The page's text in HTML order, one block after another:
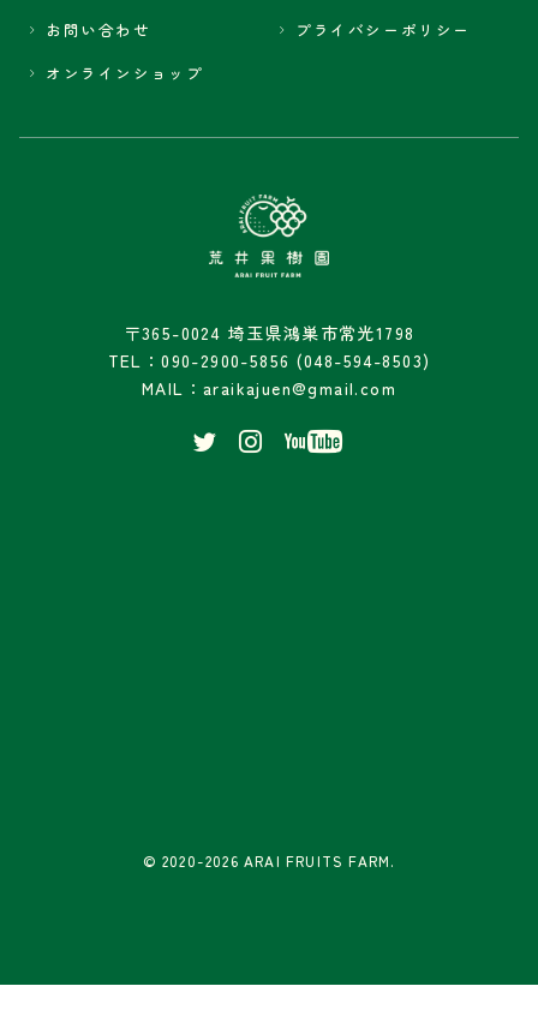
お問い合わせ
プライバシーポリシー
オンラインショップ
〒365-0024 埼玉県鴻巣市常光1798
TEL：090-2900-5856 (048-594-8503)
MAIL：araikajuen@gmail.com
© 2020-2026 ARAI FRUITS FARM.